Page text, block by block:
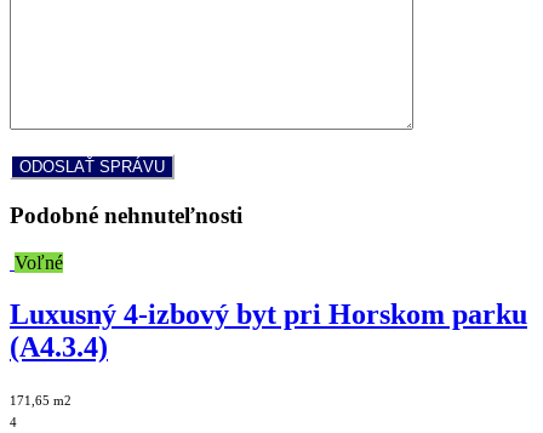
Podobné nehnuteľnosti
Voľné
Luxusný 4-izbový byt pri Horskom parku
(A4.3.4)
171,65 m2
4